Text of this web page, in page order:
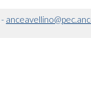
-